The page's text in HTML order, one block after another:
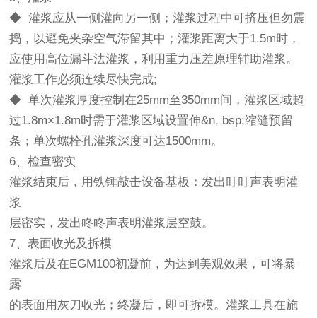
◆ 灌浆应从一侧灌向另一侧；灌浆过程中可挤压但勿震
捣，以避免夹杂空气滞留其中；灌浆距离大于1.5m时，
应使用高位漏斗法灌浆，利用重力压差原理辅助灌浆。
灌浆工作必须连续尽快完成;
◆ 单次灌浆厚度控制在25mm至350mm间，灌浆区域超
过1.8m×1.8m时需于灌浆区域设置伸&n, bsp;缩缝预留
条；单次螺栓孔灌浆深度可达1500mm。
6、检查密实
灌浆结束后，用铁锤敲击设备基板：发出叮叮声表明灌
浆
层密实，发出咚咚声表明灌浆层空鼓。
7、表面收光及拆模
灌浆后及在EGM100初凝前，为达到美观效果，可将暴
露
的表面用灰刀收光；终凝后，即可拆模。灌浆工具在施